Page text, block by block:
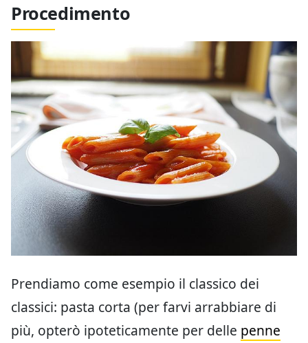
Procedimento
Prendiamo come esempio il classico dei
classici: pasta corta (per farvi arrabbiare di
più, opterò ipoteticamente per delle penne